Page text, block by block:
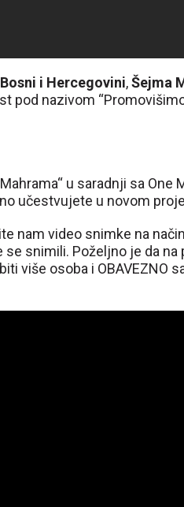
Bosni i Hercegovini,Šejma
pod nazivom
u saradnji sa One
učestvujete u novom
nam video snimke na
snimili. Poželjno je da na
više osoba i OBAVEZNO